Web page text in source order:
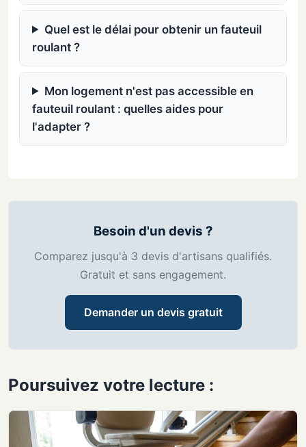
Quel est le délai pour obtenir un fauteuil
roulant ?
Mon logement n'est pas accessible en
fauteuil roulant : quelles aides pour
l'adapter ?
Besoin d'un devis ?
Comparez jusqu'à 3 devis d'artisans qualifiés.
Gratuit et sans engagement.
Demander un devis gratuit
Poursuivez votre lecture :